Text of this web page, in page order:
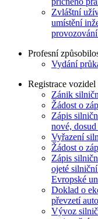
Zvláštní
umístění
Profesní
Vydání
Registrace vozidel
Zánik
Žádost o
Zápis
nové,
Vyřazení
Žádost o
Zápis
ojeté
Evropské
Doklad o
převzetí
Vývoz